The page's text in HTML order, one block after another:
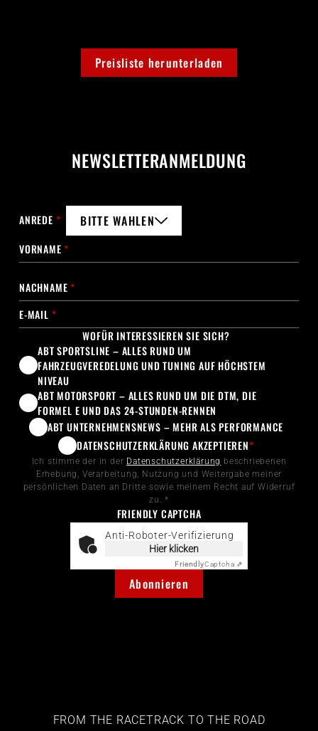
Preisliste herunterladen
NEWSLETTERANMELDUNG
ANREDE * BITTE WÄHLEN
VORNAME*
NACHNAME*
E-MAIL *
WOFÜR INTERESSIEREN SIE SICH?
ABT SPORTSLINE – ALLES RUND UM
FAHRZEUGVEREDELUNG UND TUNING AUF HÖCHSTEM
NIVEAU
ABT MOTORSPORT – ALLES RUND UM DIE DTM, DIE
FORMEL E UND DAS 24-STUNDEN-RENNEN
ABT UNTERNEHMENSNEWS – MEHR ALS PERFORMANCE
DATENSCHUTZERKLÄRUNG AKZEPTIEREN*
Ich stimme der in der Datenschutzerklärung beschriebenen
Erhebung, Verarbeitung, Nutzung und Weitergabe meiner
persönlichen Daten an Dritte sowie meinem Recht auf Widerruf
zu. *
FRIENDLY CAPTCHA
Anti-Roboter-Verifizierung
Hier klicken
FriendlyCaptcha ⇗
Abonnieren
FROM THE RACETRACK TO THE ROAD